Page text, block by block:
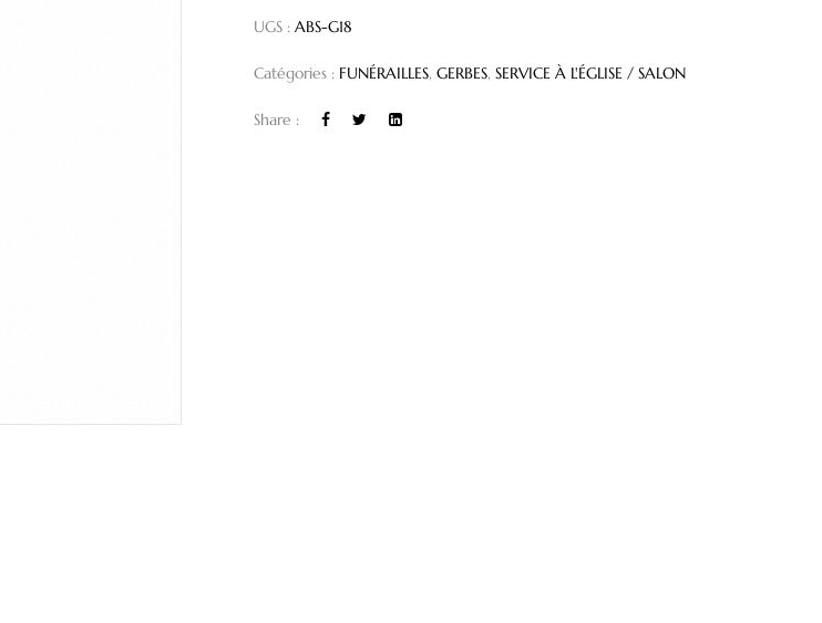
UGS :ABS-G18
Catégories : FUNÉRAILLES,GERBES,SERVICE À L'ÉGLISE / SALON
Share :